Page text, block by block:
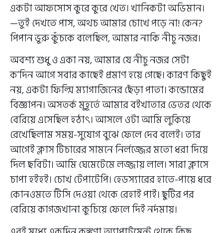
একটা আফসোস কুরে কুরে খেত। খানিকটা অভিমান।
—তুই দেখতে পাস, অথচ আমার চোখে পড়ে না! কেন?
পিপান ভুরু কুঁচকে বলেছিল, আমার নাকি নীচু নজর।
অবশ্য শুধু ও একা নয়, আমার যে নীচু নজর সেটা
ক’দিন আগে সবার কাছেই প্রমাণ হয়ে গেছে। কারণ কিছুই
নয়, একটা ফিল্মি ম্যাগাজিনের ছেঁড়া পাতা। কন্ডোমের
বিজ্ঞাপন। অসতর্ক মুহূর্তে আমার বইখাতার ভেতর থেকে
বেরিয়ে এসেছিল হঠাৎ। আসলে ওটা আমি লুকিয়ে
রেখেছিলাম সময়-সুযোগ বুঝে ফেলে দেব বলেই। তার
আগেই ক্লাস টিচারের সামনে নির্লজ্জের মতো ধরা দিয়ে
দিল ছবিটা। আমি ঘেমেটেমে লজ্জায় লাল। সারা ক্লাসে
চাপা হইহই। চোখ টেপাটেপি। হেডস্যারের হাতে-পায়ে ধরে
কোনওমতে টিসি দেওয়া থেকে রেহাই পাই। ছুটির পর
বেরিয়ে কাগজখানা কুচিয়ে ফেলে দিই নর্দমায়।